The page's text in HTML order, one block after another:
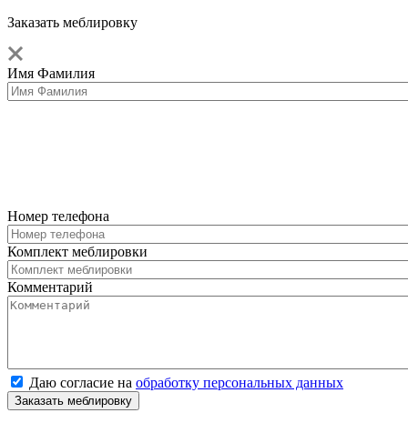
Заказать меблировку
Имя Фамилия
Номер телефона
Комплект меблировки
Комментарий
Даю согласие на обработку персональных данных